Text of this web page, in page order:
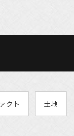
クト 土地